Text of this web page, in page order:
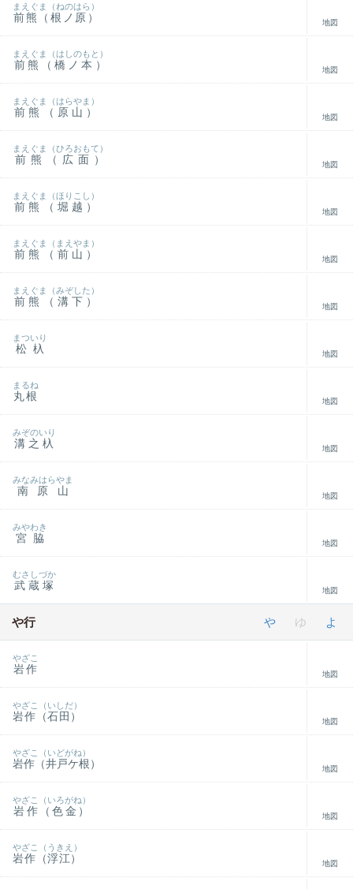
前熊（根ノ原）
まえぐま（ねのはら）
地図
前熊（橋ノ本）
まえぐま（はしのもと）
地図
前熊（原山）
まえぐま（はらやま）
地図
前熊（広面）
まえぐま（ひろおもて）
地図
前熊（堀越）
まえぐま（ほりこし）
地図
前熊（前山）
まえぐま（まえやま）
地図
前熊（溝下）
まえぐま（みぞした）
地図
松杁
まついり
地図
丸根
まるね
地図
溝之杁
みぞのいり
地図
南原山
みなみはらやま
地図
宮脇
みやわき
地図
武蔵塚
むさしづか
地図
や行 や ゆ よ
岩作
やざこ
地図
岩作（石田）
やざこ（いしだ）
地図
岩作（井戸ケ根）
やざこ（いどがね）
地図
岩作（色金）
やざこ（いろがね）
地図
岩作（浮江）
やざこ（うきえ）
地図